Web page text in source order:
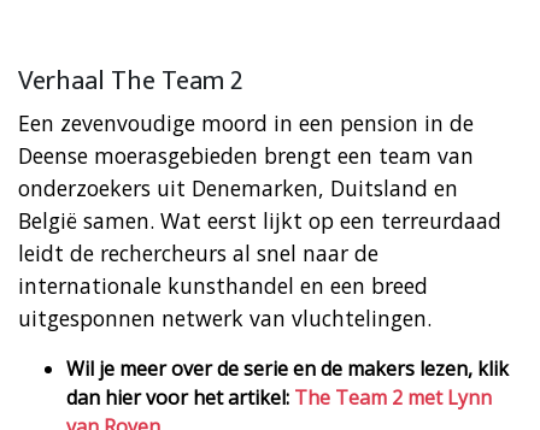
Verhaal The Team 2
Een zevenvoudige moord in een pension in de
Deense moerasgebieden brengt een team van
onderzoekers uit Denemarken, Duitsland en
België samen. Wat eerst lijkt op een terreurdaad
leidt de rechercheurs al snel naar de
internationale kunsthandel en een breed
uitgesponnen netwerk van vluchtelingen.
Wil je meer over de serie en de makers lezen, klik
dan hier voor het artikel: The Team 2 met Lynn